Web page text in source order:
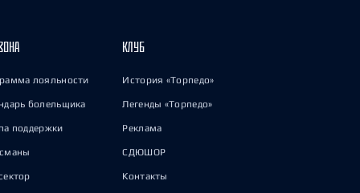
лояльности
болельщика
поддержки
КЛУБ
История «Торпедо»
Легенды «Торпедо»
Реклама
СДЮШОР
Контакты